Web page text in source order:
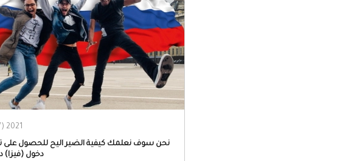
2021
نحن سوف نعلمك كيفية الضير اليح للحصول على
دخول (فيزا)